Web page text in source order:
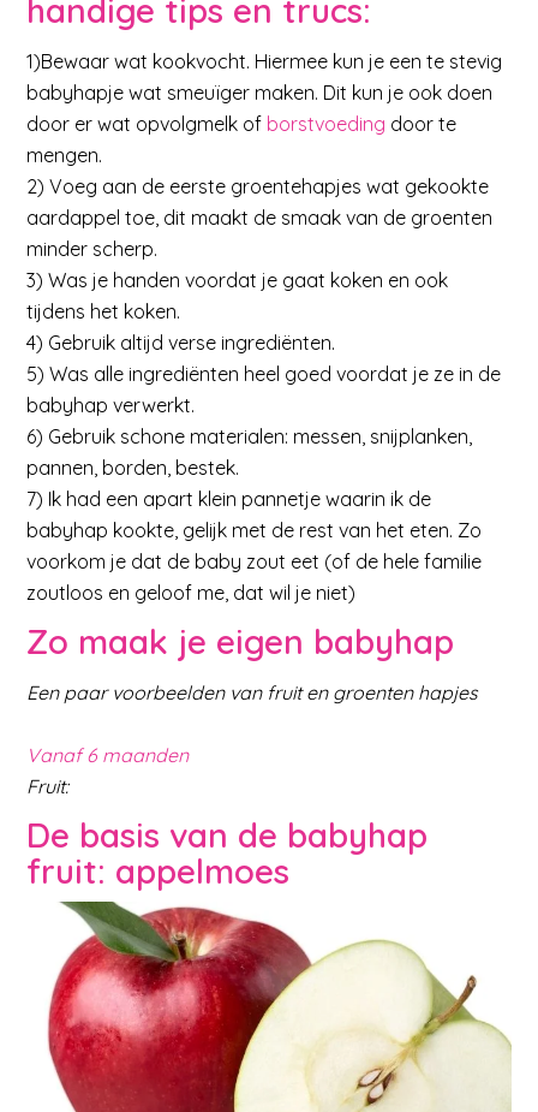
handige tips en trucs:
1)Bewaar wat kookvocht. Hiermee kun je een te stevig
babyhapje wat smeuïger maken. Dit kun je ook doen
door er wat opvolgmelk of borstvoeding door te
mengen.
2) Voeg aan de eerste groentehapjes wat gekookte
aardappel toe, dit maakt de smaak van de groenten
minder scherp.
3) Was je handen voordat je gaat koken en ook
tijdens het koken.
4) Gebruik altijd verse ingrediënten.
5) Was alle ingrediënten heel goed voordat je ze in de
babyhap verwerkt.
6) Gebruik schone materialen: messen, snijplanken,
pannen, borden, bestek.
7) Ik had een apart klein pannetje waarin ik de
babyhap kookte, gelijk met de rest van het eten. Zo
voorkom je dat de baby zout eet (of de hele familie
zoutloos en geloof me, dat wil je niet)
Zo maak je eigen babyhap
Een paar voorbeelden van fruit en groenten hapjes
Vanaf 6 maanden
Fruit:
De basis van de babyhap
fruit: appelmoes